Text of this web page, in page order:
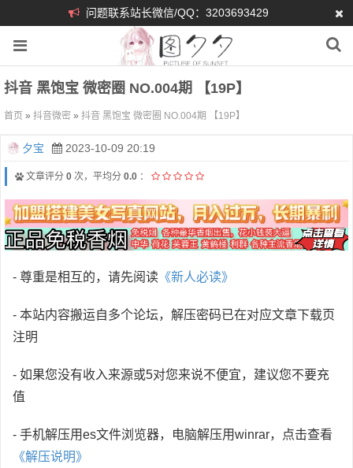
问题联系站长微信/QQ：3203693429
抖音 黑饱宝 微密圈 NO.004期 【19P】
首页 » 抖音微密 » 抖音 黑饱宝 微密圈 NO.004期 【19P】
夕宝 2023-10-09 20:19
文章评分 0 次，平均分 0.0 ：
- 尊重是相互的，请先阅读 《新人必读》
- 本站内容搬运自多个论坛，解压密码已在对应文章下载页
注明
- 如果您没有收入来源或5对您来说不便宜，建议您不要充
值
- 手机解压用es文件浏览器，电脑解压用winrar，点击查看
《解压说明》